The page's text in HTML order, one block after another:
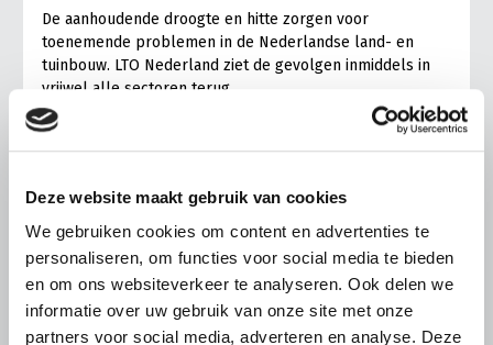
Deze website maakt gebruik van cookies
We gebruiken cookies om content en advertenties te
personaliseren, om functies voor social media te bieden
en om ons websiteverkeer te analyseren. Ook delen we
informatie over uw gebruik van onze site met onze
partners voor social media, adverteren en analyse. Deze
De aanhoudende droogte en hitte zorgen voor
toenemende problemen in de Nederlandse land- en
tuinbouw. LTO Nederland ziet de gevolgen inmiddels in
vrijwel alle sectoren terug.
Lees meer